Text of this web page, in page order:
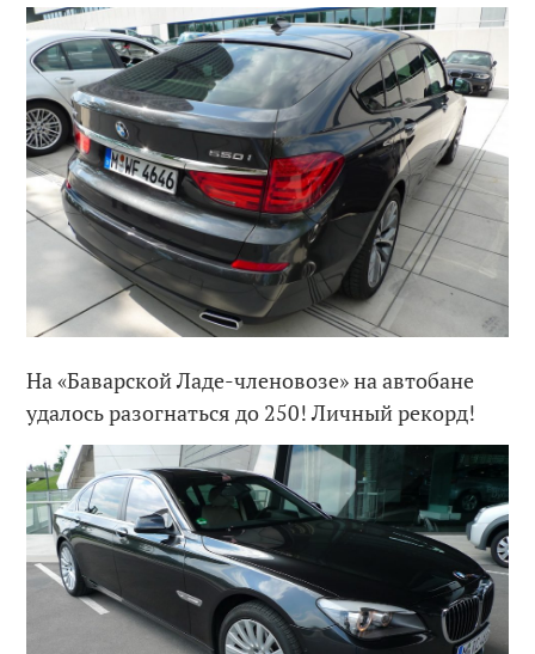
На «Баварской Ладе-членовозе» на автобане
удалось разогнаться до 250! Личный рекорд!